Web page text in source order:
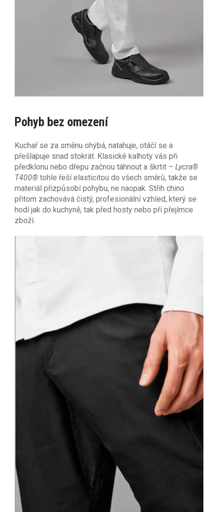
Pohyb bez omezení
Kuchař se za směnu ohýbá, natahuje, otáčí se a
přešlapuje snad stokrát. Klasické kalhoty vás při
předklonu nebo dřepu začnou táhnout a škrtit – Lycra®
T400® tohle řeší elasticitou do všech směrů, takže se
materiál přizpůsobí pohybu, ne naopak. Střih chino
přitom zachovává čistý, profesionální vzhled, který se
hodí jak do kuchyně, tak před hosty nebo při přejímce
zboží.